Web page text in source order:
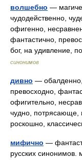
волшебно —
чудодейственно,
офигенно,
фантастично,
бог, на удивление,
синонимов
дивно — обалденно,
превосходно,
офигительно,
чудно, потрясающе,
роскошно,
мифично —
русских синонимов.